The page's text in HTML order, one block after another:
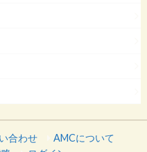
合わせ
AMCについて